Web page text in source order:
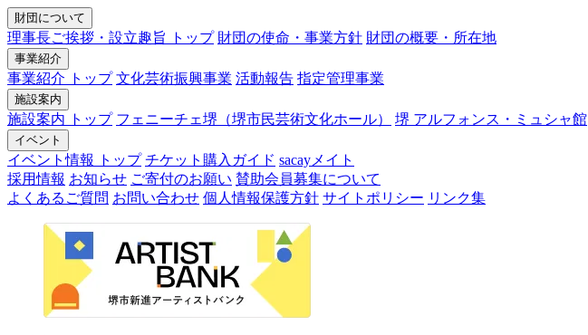
財団について
理事長ご挨拶・設立趣旨 トップ 財団の使命・事業方針 財団の概要・所在地
事業紹介
事業紹介 トップ 文化芸術振興事業 活動報告 指定管理事業
施設案内
施設案内 トップ フェニーチェ堺（堺市民芸術文化ホール） 堺 アルフォンス・ミュシャ館
イベント
イベント情報 トップ チケット購入ガイド sacayメイト
採用情報 お知らせ ご寄付のお願い 賛助会員募集について
よくあるご質問 お問い合わせ 個人情報保護方針 サイトポリシー リンク集